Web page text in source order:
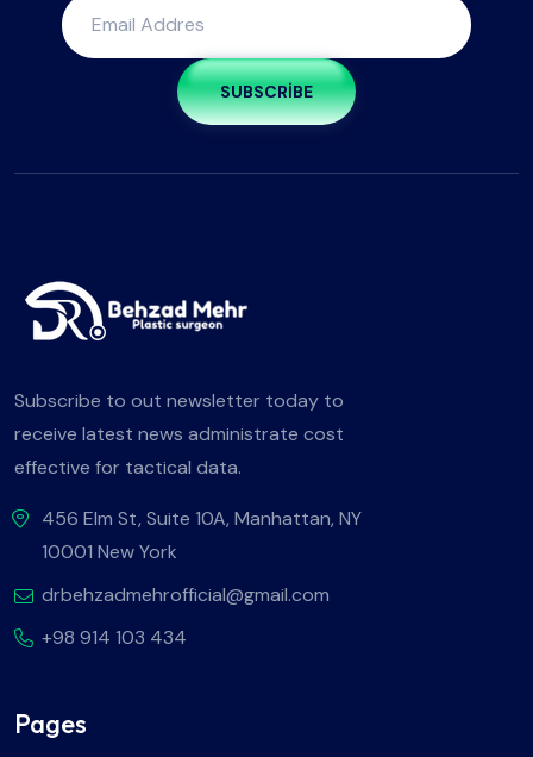
SUBSCRIBE
Subscribe to out newsletter today to
receive latest news administrate cost
effective for tactical data.
456 Elm St, Suite 10A, Manhattan, NY
10001 New York
drbehzadmehrofficial@gmail.com
+98 914 103 434
Pages